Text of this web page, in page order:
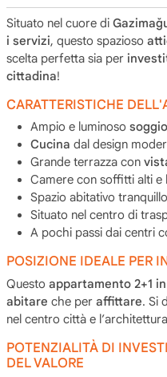
Situato nel cuore di
i servizi, questo spazioso
scelta perfetta sia per
cittadina!
CARATTERISTICHE
Ampio e luminoso
Cucina dal design
Grande terrazza con
Camere con soffitti alti e
Spazio abitativo
Situato nel centro di
A pochi passi dai centri
POSIZIONE IDEALE PER
Questo appartamento 2+1
abitare che per affittare. Si
nel centro città e
POTENZIALITÀ DI
DEL VALORE